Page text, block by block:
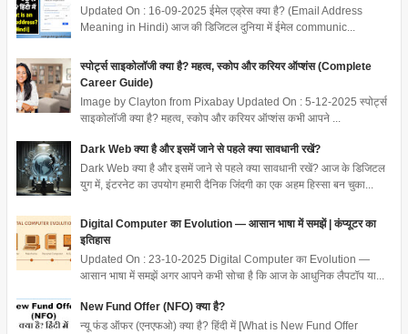
Updated On : 16-09-2025 ईमेल एड्रेस क्या है? (Email Address
Meaning in Hindi) आज की डिजिटल दुनिया में ईमेल communic...
स्पोर्ट्स साइकोलॉजी क्या है? महत्व, स्कोप और करियर ऑप्शंस (Complete
Career Guide)
Image by Clayton from Pixabay Updated On : 5-12-2025 स्पोर्ट्स
साइकोलॉजी क्या है? महत्व, स्कोप और करियर ऑप्शंस कभी आपने ...
Dark Web क्या है और इसमें जाने से पहले क्या सावधानी रखें?
Dark Web क्या है और इसमें जाने से पहले क्या सावधानी रखें? आज के डिजिटल
युग में, इंटरनेट का उपयोग हमारी दैनिक जिंदगी का एक अहम हिस्सा बन चुका...
Digital Computer का Evolution — आसान भाषा में समझें | कंप्यूटर का
इतिहास
Updated On : 23-10-2025 Digital Computer का Evolution —
आसान भाषा में समझें अगर आपने कभी सोचा है कि आज के आधुनिक लैपटॉप या...
New Fund Offer (NFO) क्या है?
न्यू फंड ऑफर (एनएफओ) क्या है? हिंदी में [What is New Fund Offer